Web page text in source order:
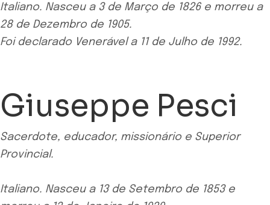
Italiano. Nasceu a 3 de Março de 1826 e morreu a
28 de Dezembro de 1905.
Foi declarado Venerável a 11 de Julho de 1992.
Giuseppe Pesci
Sacerdote, educador, missionário e Superior
Provincial.
Italiano. Nasceu a 13 de Setembro de 1853 e